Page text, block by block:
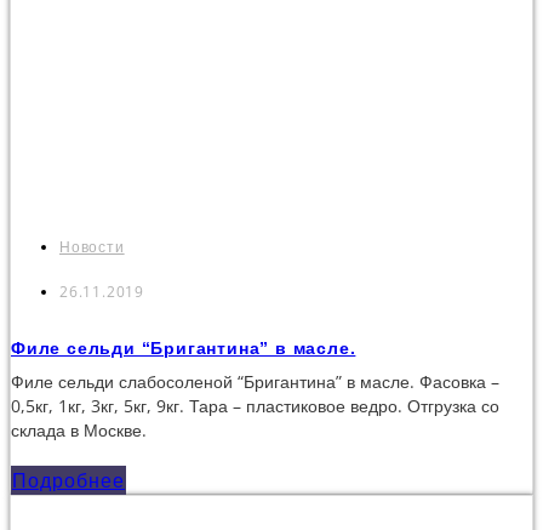
Новости
26.11.2019
Филе сельди “Бригантина” в масле.
Филе сельди слабосоленой “Бригантина” в масле. Фасовка –
0,5кг, 1кг, 3кг, 5кг, 9кг. Тара – пластиковое ведро. Отгрузка со
склада в Москве.
Подробнее